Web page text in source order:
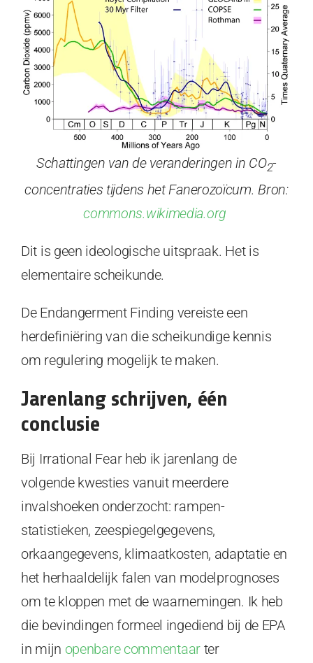
Schattingen van de veranderingen in CO2-
concentraties tijdens het Fanerozoïcum. Bron:
commons.wikimedia.org
Dit is geen ideologische uitspraak. Het is
elementaire scheikunde.
De Endangerment Finding vereiste een
herdefiniëring van die scheikundige kennis
om regulering mogelijk te maken.
Jarenlang schrijven, één
conclusie
Bij Irrational Fear heb ik jarenlang de
volgende kwesties vanuit meerdere
invalshoeken onderzocht: rampen-
statistieken, zeespiegelgegevens,
orkaangegevens, klimaatkosten, adaptatie en
het herhaaldelijk falen van modelprognoses
om te kloppen met de waarnemingen. Ik heb
die bevindingen formeel ingediend bij de EPA
in mijn openbare commentaarter